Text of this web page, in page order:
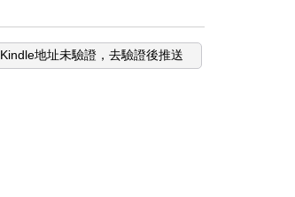
Kindle地址未驗證，去驗證後推送